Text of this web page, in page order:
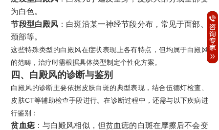
为白色。
节段型白殿风 ：白斑沿某一神经节段分布，常见于面部、
颈部等。
这些特殊类型的白殿风在症状表现上各有特点，但均属于白殿风
的范畴，治疗时需根据具体类型制定个性化方案。
四、白殿风的诊断与鉴别
白殿风的诊断主要依据皮肤白斑的典型表现，结合伍德灯检查、
皮肤CT等辅助检查手段进行。在诊断过程中，还需与以下疾病进
行鉴别：
贫血痣：与白殿风相似，但贫血痣的白斑在摩擦后不会变